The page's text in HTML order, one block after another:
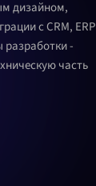
дизайном,
с CRM, ERP
-
часть